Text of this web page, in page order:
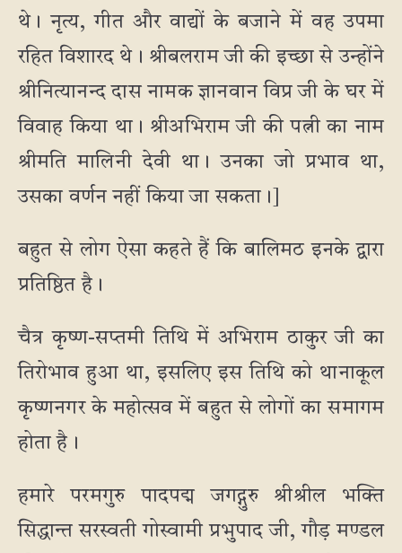
थे। नृत्य, गीत और वाद्यों के बजाने में वह उपमा
रहित विशारद थे। श्रीबलराम जी की इच्छा से उन्होंने
श्रीनित्यानन्द दास नामक ज्ञानवान विप्र जी के घर में
विवाह किया था। श्रीअभिराम जी की पत्नी का नाम
श्रीमति मालिनी देवी था। उनका जो प्रभाव था,
उसका वर्णन नहीं किया जा सकता।]
बहुत से लोग ऐसा कहते हैं कि बालिमठ इनके द्वारा
प्रतिष्ठित है।
चैत्र कृष्ण-सप्तमी तिथि में अभिराम ठाकुर जी का
तिरोभाव हुआ था, इसलिए इस तिथि को थानाकूल
कृष्णनगर के महोत्सव में बहुत से लोगों का समागम
होता है।
हमारे परमगुरु पादपद्म जगद्गुरु श्रीश्रील भक्ति
सिद्धान्त सरस्वती गोस्वामी प्रभुपाद जी, गौड़ मण्डल